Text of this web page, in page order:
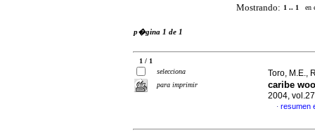
Mostrando: 1 .. 1 en
p�gina 1 de 1
1 / 1
selecciona
para imprimir
Toro, M.E.,
caribe
2004,
· resumen